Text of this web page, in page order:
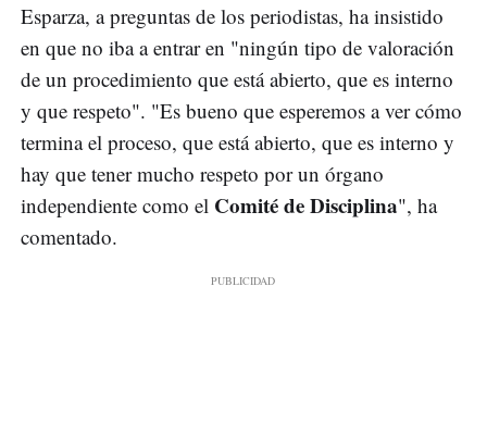
Esparza, a preguntas de los periodistas, ha insistido
en que no iba a entrar en "ningún tipo de valoración
de un procedimiento que está abierto, que es interno
y que respeto". "Es bueno que esperemos a ver cómo
termina el proceso, que está abierto, que es interno y
hay que tener mucho respeto por un órgano
independiente como el Comité de Disciplina", ha
comentado.